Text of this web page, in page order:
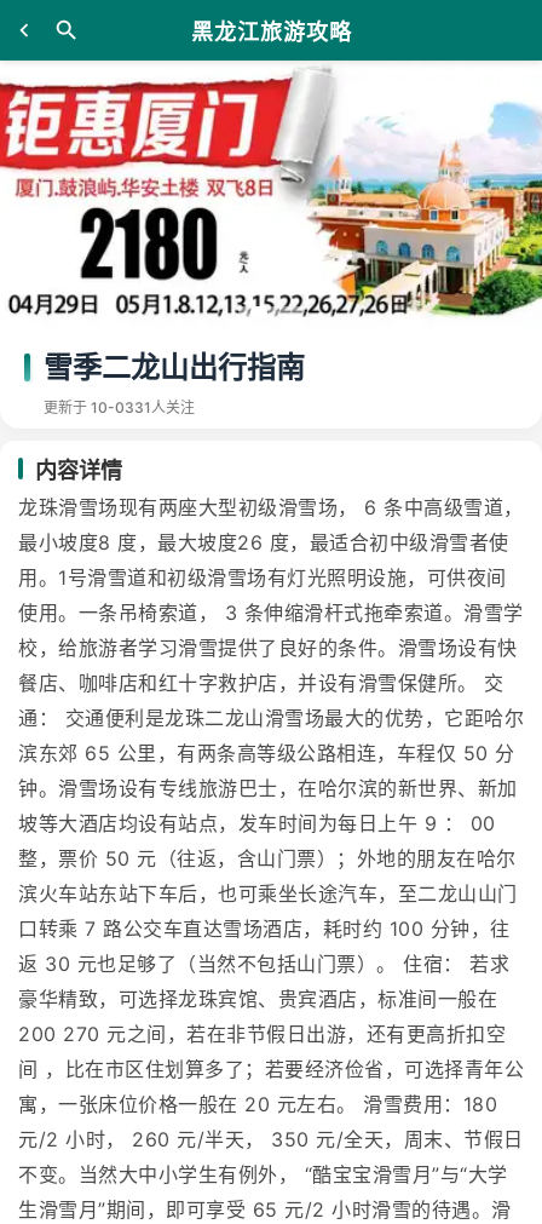
黑龙江旅游攻略
雪季二龙山出行指南
更新于 10-0331人关注
内容详情
龙珠滑雪场现有两座大型初级滑雪场， 6 条中高级雪道，
最小坡度8 度，最大坡度26 度，最适合初中级滑雪者使
用。1号滑雪道和初级滑雪场有灯光照明设施，可供夜间
使用。一条吊椅索道， 3 条伸缩滑杆式拖牵索道。滑雪学
校，给旅游者学习滑雪提供了良好的条件。滑雪场设有快
餐店、咖啡店和红十字救护店，并设有滑雪保健所。 交
通： 交通便利是龙珠二龙山滑雪场最大的优势，它距哈尔
滨东郊 65 公里，有两条高等级公路相连，车程仅 50 分
钟。滑雪场设有专线旅游巴士，在哈尔滨的新世界、新加
坡等大酒店均设有站点，发车时间为每日上午 9 ： 00
整，票价 50 元（往返，含山门票）；外地的朋友在哈尔
滨火车站东站下车后，也可乘坐长途汽车，至二龙山山门
口转乘 7 路公交车直达雪场酒店，耗时约 100 分钟，往
返 30 元也足够了（当然不包括山门票）。 住宿： 若求
豪华精致，可选择龙珠宾馆、贵宾酒店，标准间一般在
200 270 元之间，若在非节假日出游，还有更高折扣空
间 ，比在市区住划算多了；若要经济俭省，可选择青年公
寓，一张床位价格一般在 20 元左右。 滑雪费用：180
元/2 小时， 260 元/半天， 350 元/全天，周末、节假日
不变。当然大中小学生有例外， “酷宝宝滑雪月”与“大学
生滑雪月”期间，即可享受 65 元/2 小时滑雪的待遇。滑